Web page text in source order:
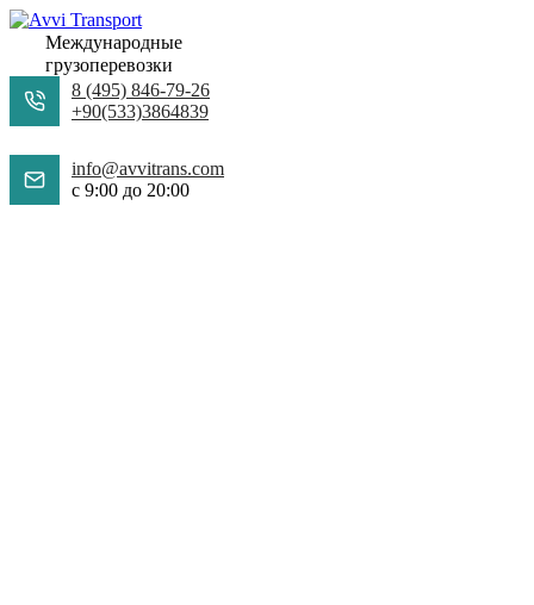
Международные
грузоперевозки
8 (495) 846-79-26
+90(533)3864839
info@avvitrans.com
c 9:00 до 20:00